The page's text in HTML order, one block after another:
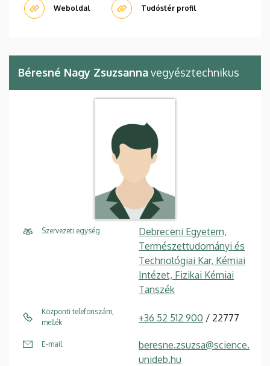
Weboldal Tudóstér profil
Béresné Nagy Zsuzsannavegyésztechnikus
Szervezeti egység
Debreceni Egyetem,
Természettudományi és
Technológiai Kar, Kémiai
Intézet, Fizikai Kémiai
Tanszék
Központi telefonszám,
mellék
+36 52 512 900 / 22777
E-mail
beresne.zsuzsa@science.
unideb.hu